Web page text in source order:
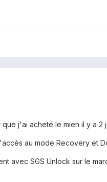
j'ai acheté le mien il y a
au mode Recovery et
avec SGS Unlock sur le